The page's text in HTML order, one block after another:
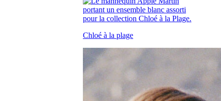
Chloé à la plage